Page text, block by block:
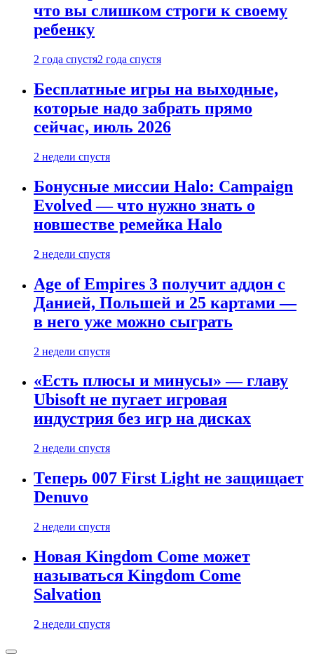
что вы слишком строги к своему
ребенку
2 года спустя2 года спустя
Бесплатные игры на выходные,
которые надо забрать прямо
сейчас, июль 2026
2 недели спустя
Бонусные миссии Halo: Campaign
Evolved — что нужно знать о
новшестве ремейка Halo
2 недели спустя
Age of Empires 3 получит аддон с
Данией, Польшей и 25 картами —
в него уже можно сыграть
2 недели спустя
«Есть плюсы и минусы» — главу
Ubisoft не пугает игровая
индустрия без игр на дисках
2 недели спустя
Теперь 007 First Light не защищает
Denuvo
2 недели спустя
Новая Kingdom Come может
называться Kingdom Come
Salvation
2 недели спустя